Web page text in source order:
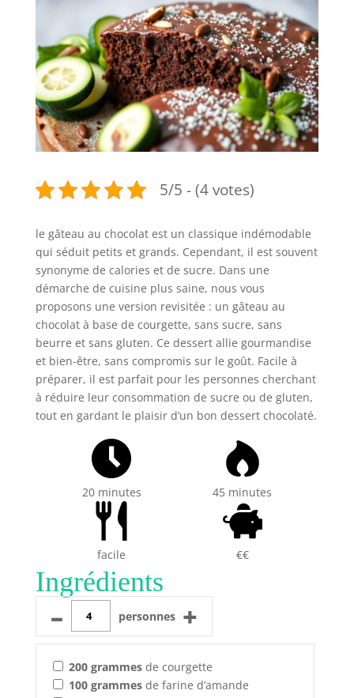
5/5 - (4 votes)
le gâteau au chocolat est un classique indémodable
qui séduit petits et grands. Cependant, il est souvent
synonyme de calories et de sucre. Dans une
démarche de cuisine plus saine, nous vous
proposons une version revisitée : un gâteau au
chocolat à base de courgette, sans sucre, sans
beurre et sans gluten. Ce dessert allie gourmandise
et bien-être, sans compromis sur le goût. Facile à
préparer, il est parfait pour les personnes cherchant
à réduire leur consommation de sucre ou de gluten,
tout en gardant le plaisir d’un bon dessert chocolaté.
20 minutes 45 minutes
facile €€
Ingrédients
– personnes +
200 grammesde courgette
100 grammesde farine d’amande